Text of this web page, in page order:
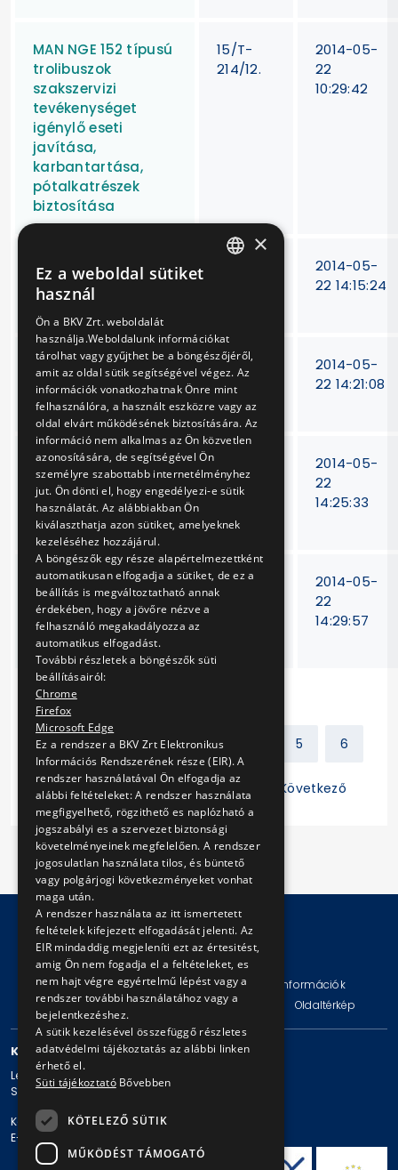
MAN NGE 152 típusú
trolibuszok
szakszervizi
tevékenységet
igénylő eseti
javítása,
karbantartása,
pótalkatrészek
biztosítása
15/T-
214/12.
2014-05-
22
10:29:42
HÉV fogaskerekek
szállítása
2014-05-
22 14:15:24
Villamos vonalakon
váltóállító mű
javítása
15/T-
62/2012.
2014-05-
22 14:21:08
HÉV, Metró, MFAV és
Villamos jármű
gördülőcsapágyak
szállítása
15/T-
2014-05-
22
14:25:33
BSI fékdobok
szállítása
fogaskerekű
járművekhez
15T-
26/2012
2014-05-
22
14:29:57
Előző 1 2 3 5 6
7 10 11 Következő
© Copyright 2026 BKV Zrt.
Impresszum Jogi nyilatkozat Technikai információk
Adatvédelmi politika és tájékoztatások
Oldaltérkép
KAPCSOLAT
Levelezési cím: 1980 Budapest, Pf. 11.
Székhely: 1980 Budapest, Akácfa u. 15.
Központi telefonszám: + 36 1 461-65-00
E-mail cím: bkv@bkv.hu
×
Ez a weboldal sütiket
használ
Ön a BKV Zrt. weboldalát
használja.Weboldalunk információkat
tárolhat vagy gyűjthet be a böngészőjéről,
amit az oldal sütik segítségével végez. Az
információk vonatkozhatnak Önre mint
felhasználóra, a használt eszközre vagy az
oldal elvárt működésének biztosítására. Az
információ nem alkalmas az Ön közvetlen
azonosítására, de segítségével Ön
személyre szabottabb internetélményhez
jut. Ön dönti el, hogy engedélyezi-e sütik
használatát. Az alábbiakban Ön
kiválaszthatja azon sütiket, amelyeknek
kezeléséhez hozzájárul.
A böngészők egy része alapértelmezettként
automatikusan elfogadja a sütiket, de ez a
beállítás is megváltoztatható annak
érdekében, hogy a jövőre nézve a
felhasználó megakadályozza az
automatikus elfogadást.
További részletek a böngészők süti
beállításairól:
Chrome
Firefox
Microsoft Edge
Ez a rendszer a BKV Zrt Elektronikus
Információs Rendszerének része (EIR). A
rendszer használatával Ön elfogadja az
alábbi feltételeket: A rendszer használata
megfigyelhető, rögzithető es naplózható a
jogszabályi es a szervezet biztonsági
követelményeinek megfelelően. A rendszer
jogosulatlan használata tilos, és büntető
vagy polgárjogi következményeket vonhat
maga után.
A rendszer használata az itt ismertetett
feltételek kifejezett elfogadását jelenti. Az
EIR mindaddig megjeleníti ezt az értesitést,
amig Ön nem fogadja el a feltételeket, es
nem hajt végre egyértelmű lépést vagy a
rendszer további használatához vagy a
bejelentkezéshez.
A sütik kezelésével összefüggő részletes
adatvédelmi tájékoztatás az alábbi linken
érhető el.
Süti tájékoztató Bővebben
KÖTELEZŐ SÜTIK
MŰKÖDÉST TÁMOGATÓ